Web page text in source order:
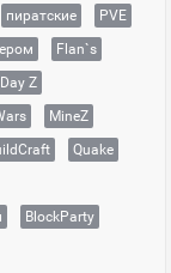
пиратские
PVE
Flan`s
Day Z
MineZ
Quake
BlockParty